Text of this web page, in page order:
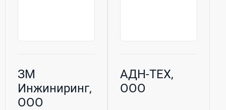
ЗМ
Инжиниринг,
ООО
АДН-ТЕХ,
ООО